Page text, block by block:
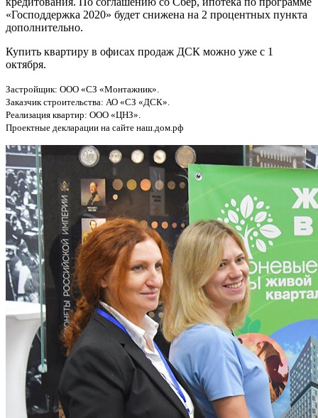
«Господдержка 2020» будет снижена на 2 процентных пункта
дополнительно.
Купить квартиру в офисах продаж ДСК можно уже с 1
октября.
Застройщик: ООО «СЗ «Монтажник».
Заказчик строительства: АО «СЗ «ДСК».
Реализация квартир: ООО «ЦНЗ».
Проектные декларации на сайте наш.дом.рф